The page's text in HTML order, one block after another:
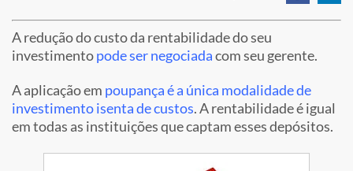
A redução do custo da rentabilidade do seu
investimentopode ser negociadacom seu gerente.
A aplicação em poupança é a única modalidade de
investimento isenta de custos. A rentabilidade é igual
em todas as instituições que captam esses depósitos.